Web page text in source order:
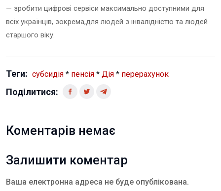
— зробити цифрові сервіси максимально доступними для
всіх українців, зокрема,для людей з інвалідністю та людей
старшого віку.
Теги: субсидія * пенсія * Дія * перерахунок
Поділитися:
Коментарів немає
Залишити коментар
Ваша електронна адреса не буде опублікована.